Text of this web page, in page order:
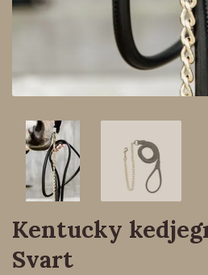
Kentucky
Svart